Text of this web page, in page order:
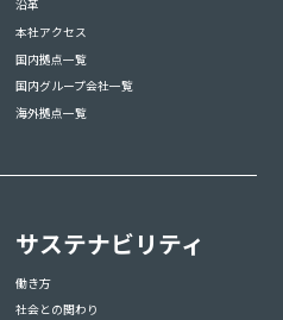
沿革
本社アクセス
国内拠点一覧
国内グループ会社一覧
海外拠点一覧
サステナビリティ
働き方
社会との関わり